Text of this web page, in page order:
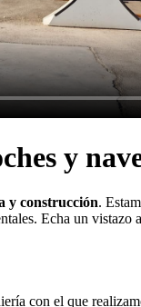
y
y construcción.
Echa un vistazo
con el que